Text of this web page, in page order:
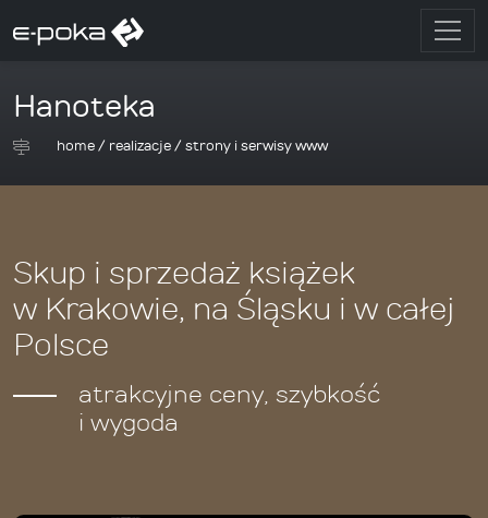
Hanoteka
home/ realizacje/strony i serwisy www
Skup i sprzedaż książek
w Krakowie, na Śląsku i w całej
Polsce
atrakcyjne ceny, szybkość
i wygoda